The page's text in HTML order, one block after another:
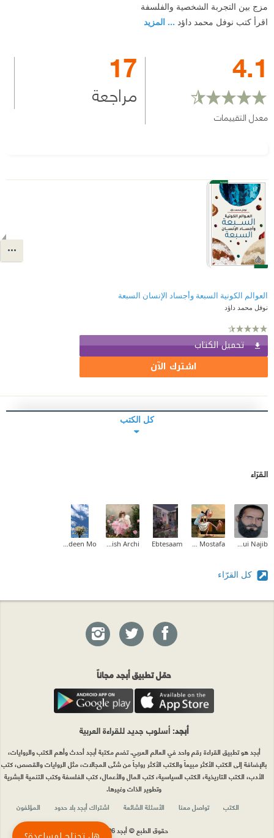
مزج بين التجربة الشخصية والفلسفة
اقرأ كتب نوفل محمد داؤد ... المزيد
4.1
معدل التقييمات
17
مراجعة
العوالم الكونية السبعة وأجساد الإنسان السبعة
نوفل محمد داؤد
تحميل الكتاب
اشترك الآن
كل الكتب
القرّاء
Ebtesaam
كل القرّاء
حمّل تطبيق أبجد مجاناً
أبجد: أسلوب جديد للقراءة العربية
أبجد هو تطبيق القراءة رقم واحد في العالم العربي. تضم مكتبة أبجد أحدث وأهم الكتب والروايات،
بالإضافة إلى الكتب الأكثر مبيعاً والكتب الأكثر رواجاً من شتّى المجالات، مثل الروايات والقصص، كتب
الأدب، الكتب التاريخية، الكتب السياسية، كتب المال والأعمال، كتب الفلسفة وكتب التنمية البشرية
وتطوير الذات وغيرها.
الكتب
تواصل معنا الأسئلة الشائعة اشتراك أبجد بلا حدود
المؤلفون
حقوق الطبع © أبجد 2026